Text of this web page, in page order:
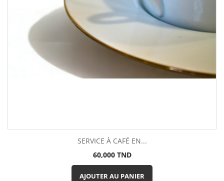
SERVICE À CAFÉ EN...
Prix
60,000 TND
AJOUTER AU PANIER